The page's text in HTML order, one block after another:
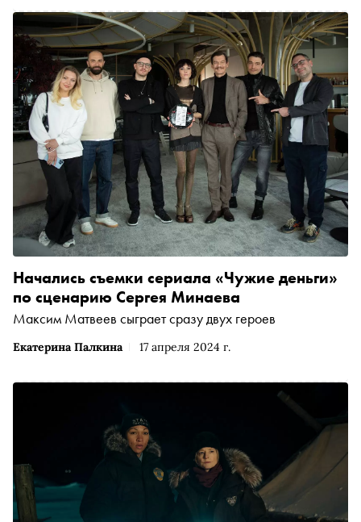
Екатерина Палкина 17 апреля 2024 г.
Начались съемки сериала «Чужие деньги»
по сценарию Сергея Минаева
Максим Матвеев сыграет сразу двух героев